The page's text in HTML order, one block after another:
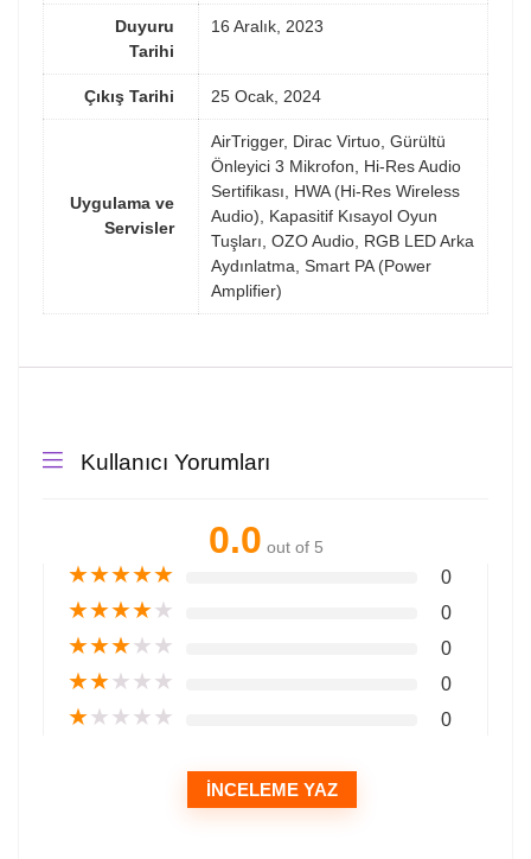
Duyuru
Tarihi
16 Aralık, 2023
Çıkış Tarihi 25 Ocak, 2024
Uygulama ve
Servisler
AirTrigger, Dirac Virtuo, Gürültü
Önleyici 3 Mikrofon, Hi-Res Audio
Sertifikası, HWA (Hi-Res Wireless
Audio), Kapasitif Kısayol Oyun
Tuşları, OZO Audio, RGB LED Arka
Aydınlatma, Smart PA (Power
Amplifier)
Kullanıcı Yorumları
0.0 out of 5
★★★★★ 0
★★★★★ 0
★★★★★ 0
★★★★★ 0
★★★★★ 0
İNCELEME YAZ